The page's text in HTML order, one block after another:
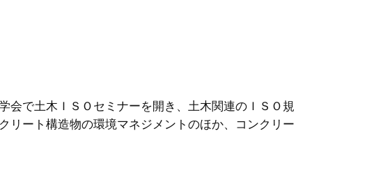
会で土木ＩＳＯセミナーを開き、土木関連のＩＳＯ規
リート構造物の環境マネジメントのほか、コンクリー